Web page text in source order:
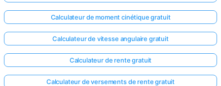
Calculateur de moment cinétique gratuit
Calculateur de vitesse angulaire gratuit
Calculateur de rente gratuit
Calculateur de versements de rente gratuit